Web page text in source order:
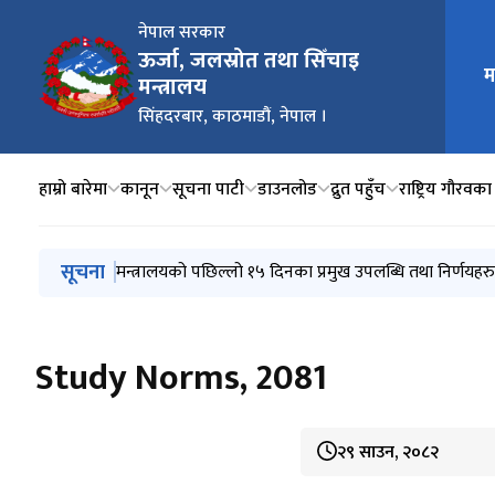
नेपाल सरकार
ऊर्जा, जलस्रोत तथा सिँचाइ
मन्त्रालय
सिंहदरबार, काठमाडौं, नेपाल ।
मुख्य
हाम्रो बारेमा कानून सूचना पाटी डाउनलोड द्रुत पहुँच राष्ट्रिय
मुख्य नेभिगेसनमा जानुहोस्
सूचना मिति २०८३/०३/३२ को निर्णयानुसार मन्त्रालय अन्तर्गतका
मन्त्रालयको पछिल्लो १५ दिनका प्रमुख उपलब्धि तथा निर्णयहरु
विद्युत सेवा सम्बन्धी गुनासो सम्बोधन गर्ने व्यवस्था मिलाइएको
गुनासो सम्बोधन गर्ने व्यवस्था मिलाइएको सम्बन्धमा
वार्षिक विकास कार्यक्रम (आ.व. २०८३/८४)
Study Norms, 2081
२९ साउन, २०८२